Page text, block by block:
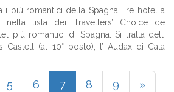
i più romantici della Spagna Tre hotel a
nella lista dei Travellers’ Choice de
più romantici di Spagna. Si tratta dell’
Castell (al 10° posto), l’ Audax di Cala
5 6 7 8 9 »